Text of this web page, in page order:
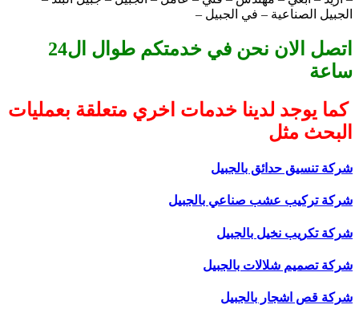
الجبيل الصناعية – في الجبيل –
اتصل الان نحن في خدمتكم طوال ال24
ساعة
كما يوجد لدينا خدمات اخري متعلقة بعمليات
البحث مثل
شركة تنسيق حدائق بالجبيل
شركة تركيب عشب صناعي بالجبيل
شركة تكريب نخيل بالجبيل
شركة تصميم شلالات بالجبيل
شركة قص اشجار بالجبيل